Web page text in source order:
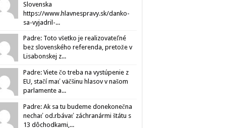
Slovenska
https://www.hlavnespravy.sk/danko-
sa-vyjadril-...
Padre: Toto všetko je realizovateľné
bez slovenského referenda, pretože v
Lisabonskej z...
Padre: Viete čo treba na vystúpenie z
EU, stačí mať väčšinu hlasov v našom
parlamente a...
Padre: Ak sa tu budeme donekonečna
nechať od.rbávať záchranármi štátu s
13 dôchodkami,...